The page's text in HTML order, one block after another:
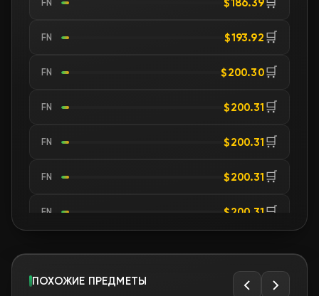
FN
FN $193.92 🛒
FN $200.30🛒
FN $200.31 🛒
FN $200.31 🛒
FN $200.31 🛒
FN $200.31 🛒
FN $200.31 🛒
ПОХОЖИЕ ПРЕДМЕТЫ